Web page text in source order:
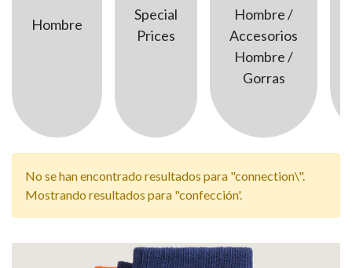
Hombre
Special
Prices
Hombre /
Accesorios
Hombre /
Gorras
No se han encontrado resultados para "connection\".
Mostrando resultados para "confección'.